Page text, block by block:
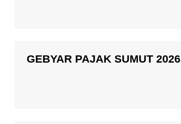
GEBYAR PAJAK SUMUT 2026